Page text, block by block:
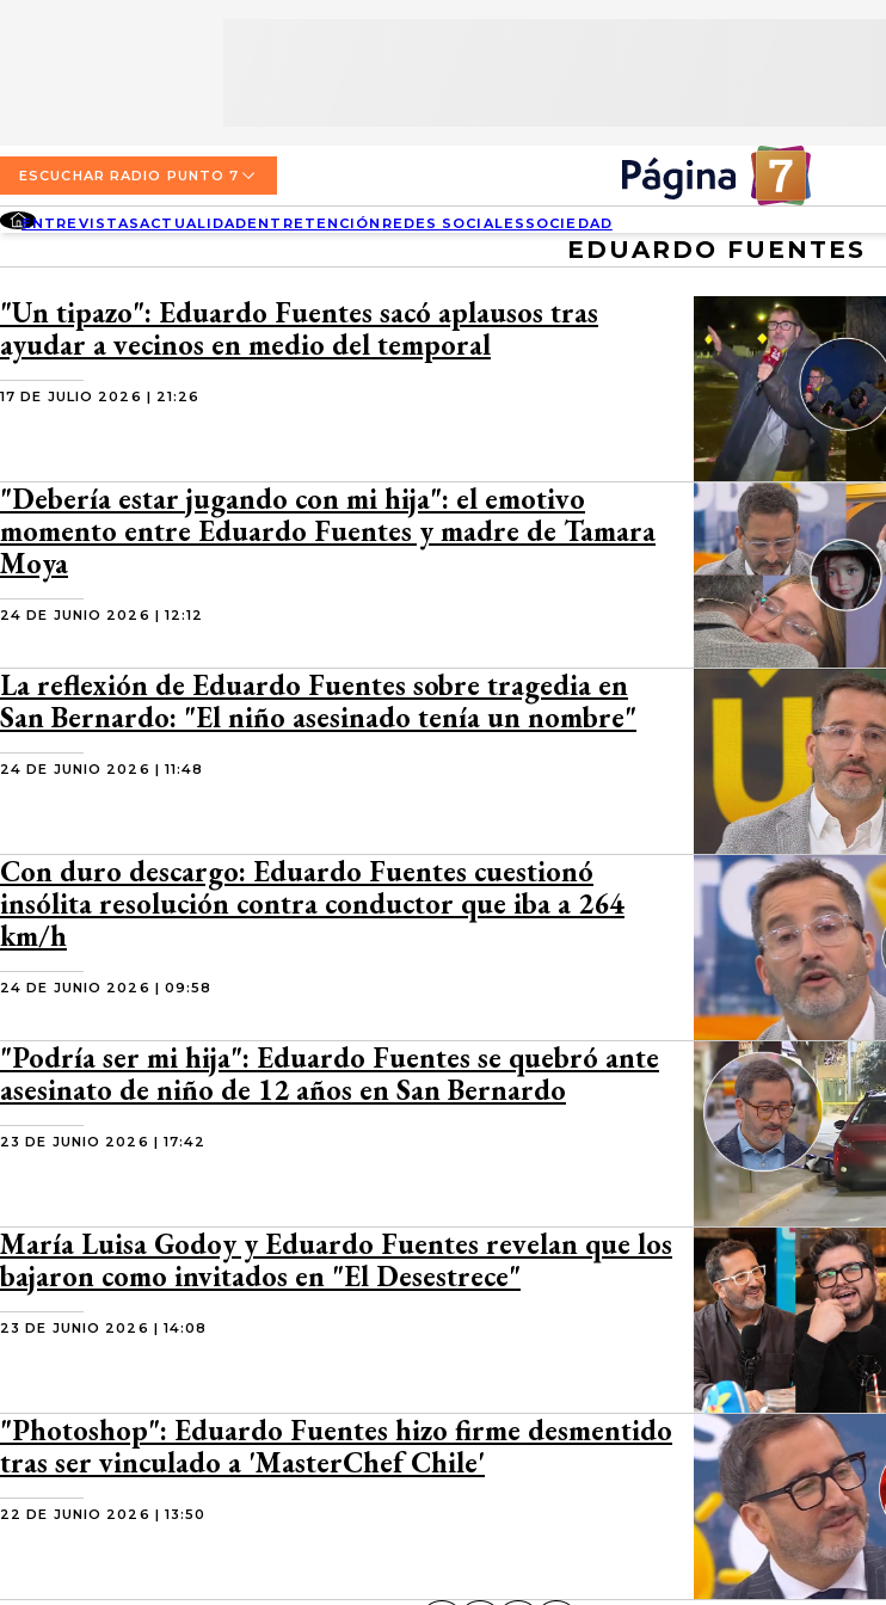
ACTUALIDAD
ENTRETENCIÓN
SOCIEDAD
CONCEPCIÓN
TEMUCO
VALDIVIA
PUERTO MONTT
QUIÉNES SOMOS
DIRECCIONES
CONTACTO COMERCIAL
TARIFAS POLÍTICAS PÁGINA 7
TARIFAS POLÍTICAS RADIO PUNTO 7
POLÍTICA DE PRIVACIDAD
ESCUCHAR RADIO PUNTO 7
ENTREVISTASACTUALIDADENTRETENCIÓN REDES SOCIALES SOCIEDAD
EDUARDO FUENTES
"Un tipazo": Eduardo Fuentes sacó aplausos tras
ayudar a vecinos en medio del temporal
17 DE JULIO 2026 | 21:26
"Debería estar jugando con mi hija": el emotivo
momento entre Eduardo Fuentes y madre de Tamara
Moya
24 DE JUNIO 2026 | 12:12
La reflexión de Eduardo Fuentes sobre tragedia en
San Bernardo: "El niño asesinado tenía un nombre"
24 DE JUNIO 2026 | 11:48
Con duro descargo: Eduardo Fuentes cuestionó
insólita resolución contra conductor que iba a 264
km/h
24 DE JUNIO 2026 | 09:58
"Podría ser mi hija": Eduardo Fuentes se quebró ante
asesinato de niño de 12 años en San Bernardo
23 DE JUNIO 2026 | 17:42
María Luisa Godoy y Eduardo Fuentes revelan que los
bajaron como invitados en "El Desestrece"
23 DE JUNIO 2026 | 14:08
"Photoshop": Eduardo Fuentes hizo firme desmentido
tras ser vinculado a 'MasterChef Chile'
22 DE JUNIO 2026 | 13:50